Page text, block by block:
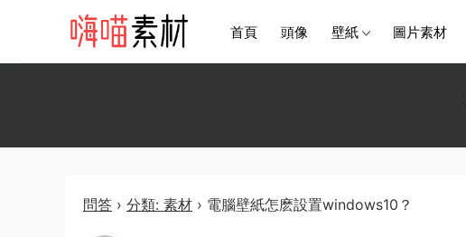
首頁 頭像 壁紙 圖片素材
問答 › 分類: 素材 › 電腦壁紙怎麽設置windows10？